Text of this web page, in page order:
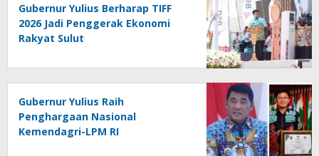
Gubernur Yulius Berharap TIFF
2026 Jadi Penggerak Ekonomi
Rakyat Sulut
Gubernur Yulius Raih
Penghargaan Nasional
Kemendagri-LPM RI